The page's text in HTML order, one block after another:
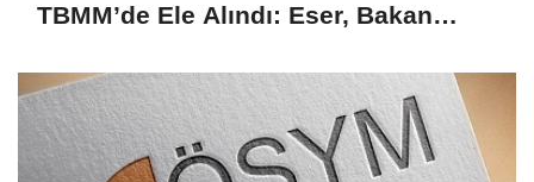
TBMM’de Ele Alındı: Eser, Bakan